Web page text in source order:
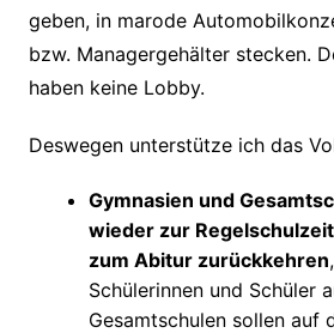
geben, in marode
bzw. Managergehälter stecken.
haben keine Lobby.
Deswegen unterstütze ich das
Gymnasien und
wieder zur
zum Abitur zurückkehren
Schülerinnen und Schüler
Gesamtschulen sollen auf